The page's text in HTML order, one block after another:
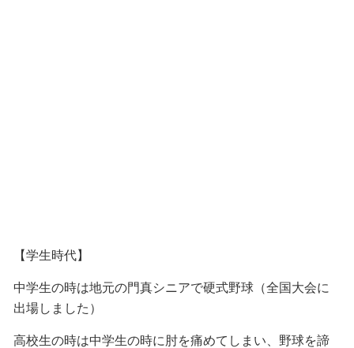
【学生時代】
中学生の時は地元の門真シニアで硬式野球（全国大会に
出場しました）
高校生の時は中学生の時に肘を痛めてしまい、野球を諦